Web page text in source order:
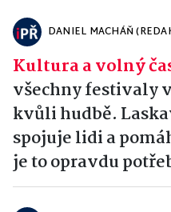
DANIEL MACHÁŇ
Kultura a volný
všechny festivaly
kvůli hudbě.
spojuje lidi a
je to opravdu